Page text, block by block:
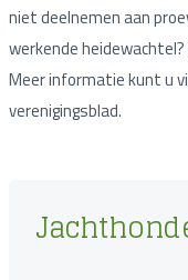
niet deelnemen aan
werkende
Meer informatie kunt u
verenigingsblad.